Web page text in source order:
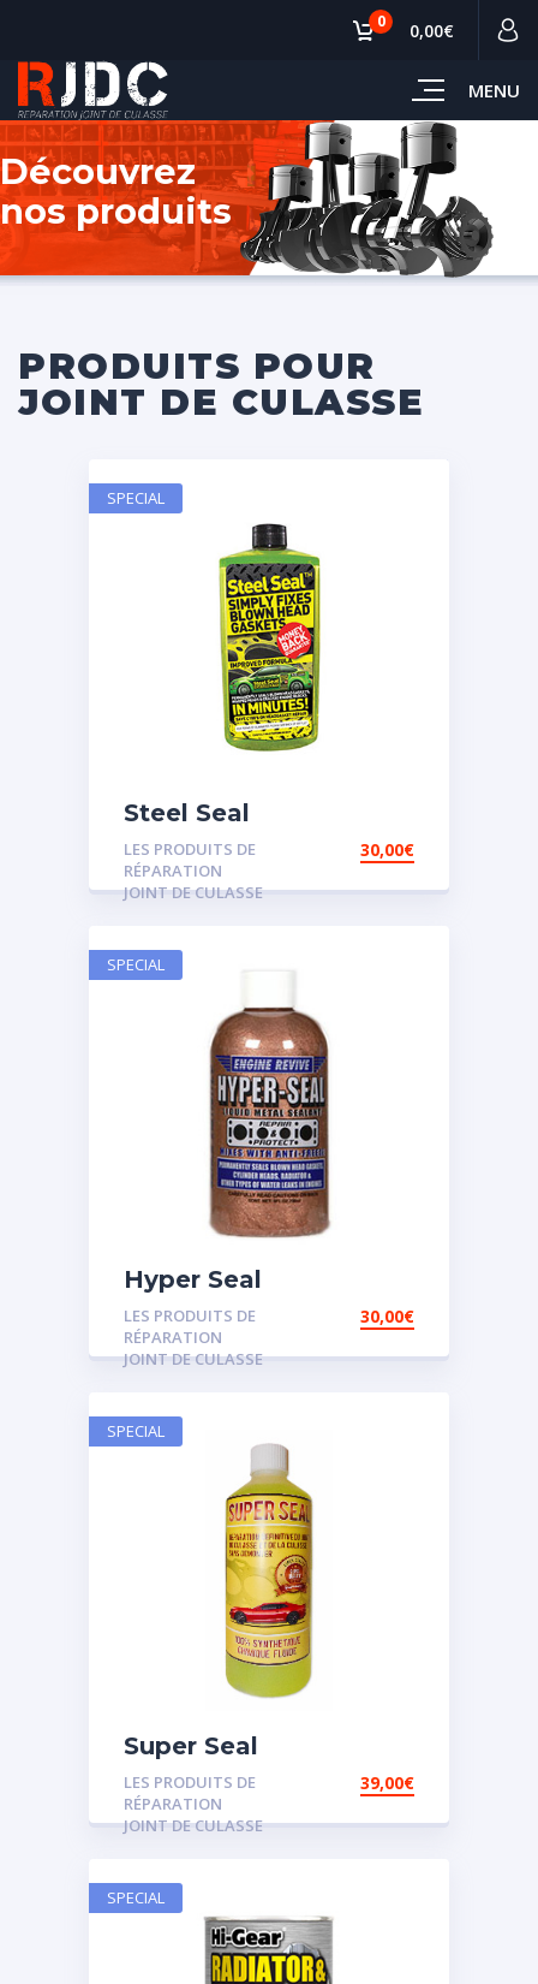
MENU
0 0,00€
Découvrez
nos produits
PRODUITS POUR
JOINT DE CULASSE
Steel Seal
LES PRODUITS DE
RÉPARATION
JOINT DE CULASSE
30,00€
SPECIAL
Hyper Seal
LES PRODUITS DE
RÉPARATION
JOINT DE CULASSE
30,00€
SPECIAL
Super Seal
LES PRODUITS DE
RÉPARATION
JOINT DE CULASSE
39,00€
SPECIAL
SPECIAL